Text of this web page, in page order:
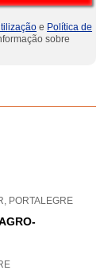
e Política de
sobre
PORTALEGRE